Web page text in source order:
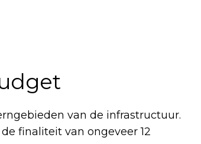
van de infrastructuur.
finaliteit van ongeveer 12